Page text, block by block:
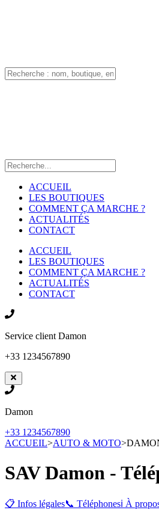
ACCUEIL
LES BOUTIQUES
COMMENT ÇA MARCHE ?
ACTUALITÉS
CONTACT
ACCUEIL
LES BOUTIQUES
COMMENT ÇA MARCHE ?
ACTUALITÉS
CONTACT
Service client Damon
+33 1234567890
Damon
+33 1234567890
ACCUEIL>AUTO & MOTO>
SAV Damon -
📋 Infos légales📞 Téléphonesℹ️ À